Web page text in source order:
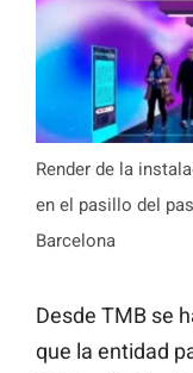
Render de la
en el pasillo del
Barcelona
Desde TMB se
que la entidad